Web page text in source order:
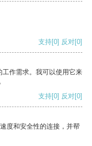
支持[0] 反对[0]
作需求。我可以使用它来
支持[0] 反对[0]
度和安全性的连接，并帮